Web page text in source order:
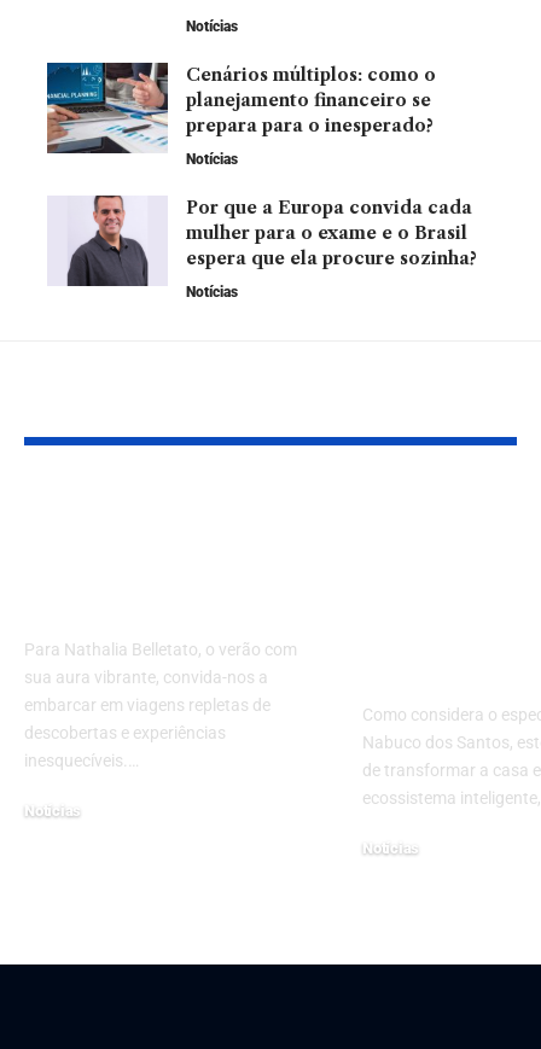
Notícias
Cenários múltiplos: como o
planejamento financeiro se
prepara para o inesperado?
Notícias
Por que a Europa convida cada
mulher para o exame e o Brasil
espera que ela procure sozinha?
Notícias
Para Nathalia Belletato, o verão com
sua aura vibrante, convida-nos a
embarcar em viagens repletas de
descobertas e experiências
inesquecíveis.…
Notícias
Como considera o
Nabuco dos Santos,
de transformar a casa
ecossistema
Notícias